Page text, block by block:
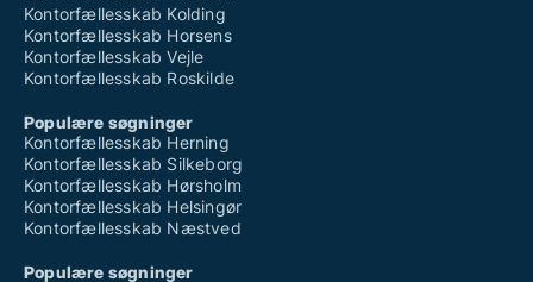
Kontorfællesskab Kolding
Kontorfællesskab Horsens
Kontorfællesskab Vejle
Kontorfællesskab Roskilde
Populære søgninger
Kontorfællesskab Herning
Kontorfællesskab Silkeborg
Kontorfællesskab Hørsholm
Kontorfællesskab Helsingør
Kontorfællesskab Næstved
Populære søgninger